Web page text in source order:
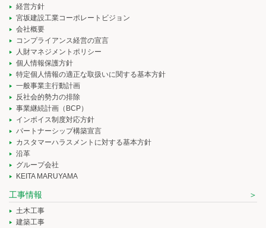
経営方針
宮坂建設工業コーポレートビジョン
会社概要
コンプライアンス経営の宣言
人財マネジメントポリシー
個人情報保護方針
特定個人情報の適正な取扱いに関する基本方針
一般事業主行動計画
反社会的勢力の排除
事業継続計画（BCP）
インボイス制度対応方針
パートナーシップ構築宣言
カスタマーハラスメントに対する基本方針
沿革
グループ会社
KEITA MARUYAMA
工事情報
土木工事
建築工事